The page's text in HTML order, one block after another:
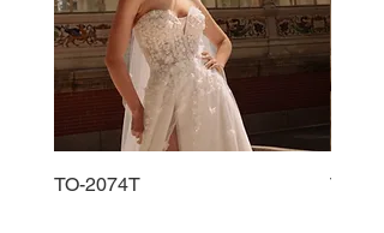
TO-2074T TO-